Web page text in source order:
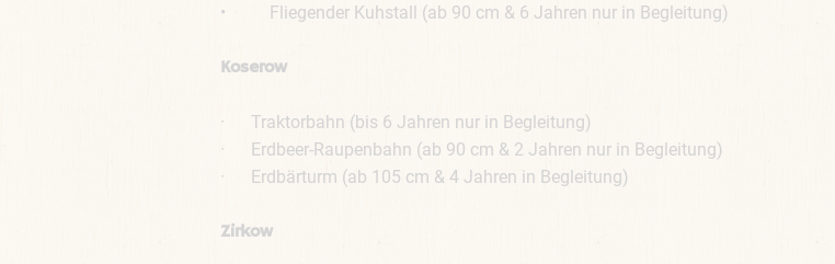
• Fliegender Kuhstall (ab 90 cm & 6 Jahren nur in Begleitung)
Koserow
· Traktorbahn (bis 6 Jahren nur in Begleitung)
· Erdbeer-Raupenbahn (ab 90 cm & 2 Jahren nur in Begleitung)
· Erdbärturm (ab 105 cm & 4 Jahren in Begleitung)
Zirkow